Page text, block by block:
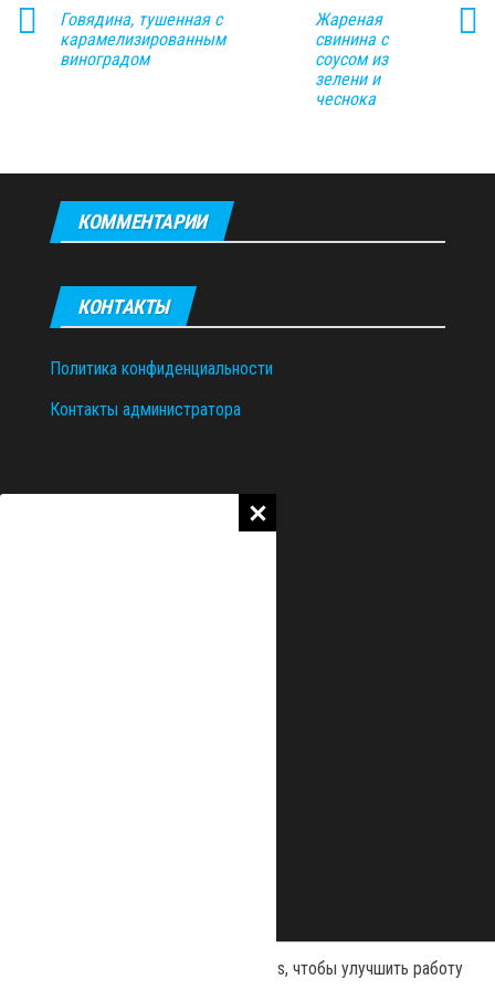
Говядина, тушенная с
карамелизированным
виноградом
Жареная
свинина с
соусом из
зелени и
чеснока
КОММЕНТАРИИ
КОНТАКТЫ
Политика конфиденциальности
Контакты администратора
Наш сайт использует файлы cookies, чтобы улучшить работу